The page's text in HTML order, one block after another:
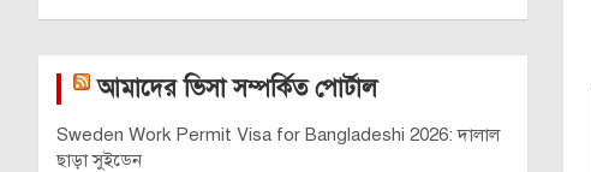
আমাদের ভিসা সম্পর্কিত পোর্টাল
Sweden Work Permit Visa for Bangladeshi 2026: দালাল
ছাড়া সুইডেন